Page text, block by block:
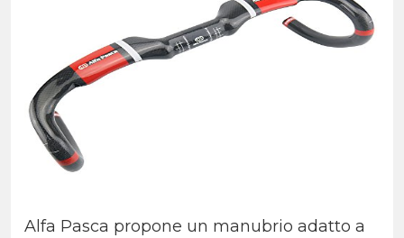
Alfa Pasca propone un manubrio adatto a